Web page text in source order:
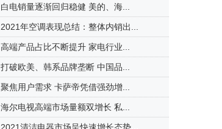
白电销量逐渐回归稳健 美的、海...
2021年空调表现总结：整体内销出...
高端产品占比不断提升 家电行业...
打破欧美、韩系品牌垄断 中国品...
聚焦用户需求 卡萨帝凭借强劲增...
海尔电视高端市场量额双增长 私...